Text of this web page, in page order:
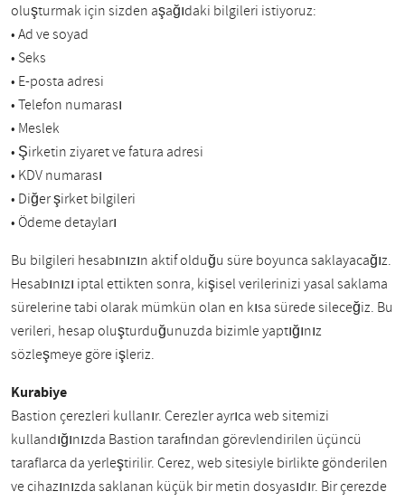
oluşturmak için sizden aşağıdaki bilgileri istiyoruz:
• Ad ve soyad
• Seks
• E-posta adresi
• Telefon numarası
• Meslek
• Şirketin ziyaret ve fatura adresi
• KDV numarası
• Diğer şirket bilgileri
• Ödeme detayları
Bu bilgileri hesabınızın aktif olduğu süre boyunca saklayacağız.
Hesabınızı iptal ettikten sonra, kişisel verilerinizi yasal saklama
sürelerine tabi olarak mümkün olan en kısa sürede sileceğiz. Bu
verileri, hesap oluşturduğunuzda bizimle yaptığınız
sözleşmeye göre işleriz.
Kurabiye
Bastion çerezleri kullanır. Çerezler ayrıca web sitemizi
kullandığınızda Bastion tarafından görevlendirilen üçüncü
taraflarca da yerleştirilir. Çerez, web sitesiyle birlikte gönderilen
ve cihazınızda saklanan küçük bir metin dosyasıdır. Bir çerezde